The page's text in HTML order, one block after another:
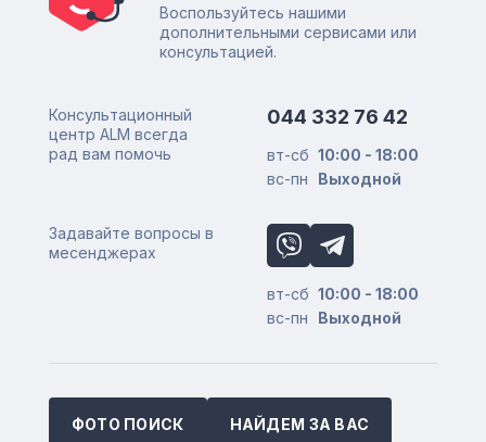
Воспользуйтесь нашими
дополнительными сервисами или
консультацией.
Консультационный
центр ALM всегда
рад вам помочь
044 332 76 42
вт-сб 10:00 - 18:00
вс-пн
Выходной
Задавайте вопросы в
месенджерах
вт-сб 10:00 - 18:00
вс-пн
Выходной
ФОТО ПОИСК НАЙДЕМ ЗА ВАС